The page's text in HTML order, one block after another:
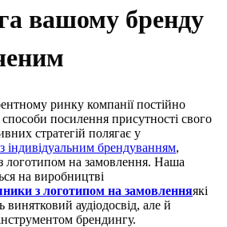
вашому бренду
ринку компанії постійно
посилення присутності свого
стратегій полягає у
індивідуальним брендуванням,
логотипом на замовлення. Наша
на виробництві
з логотипом на замовленняякі
аудіодосвід, але й
брендингу.